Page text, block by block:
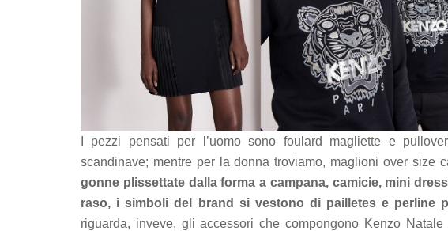
I pezzi pensati per l’uomo sono foulard magliette e
scandinave; mentre per la donna troviamo, maglioni over size
gonne plissettate dalla forma a campana, camicie, mini
raso, i simboli del brand si vestono di pailletes e perline
riguarda, inveve, gli accessori che compongono Kenzo